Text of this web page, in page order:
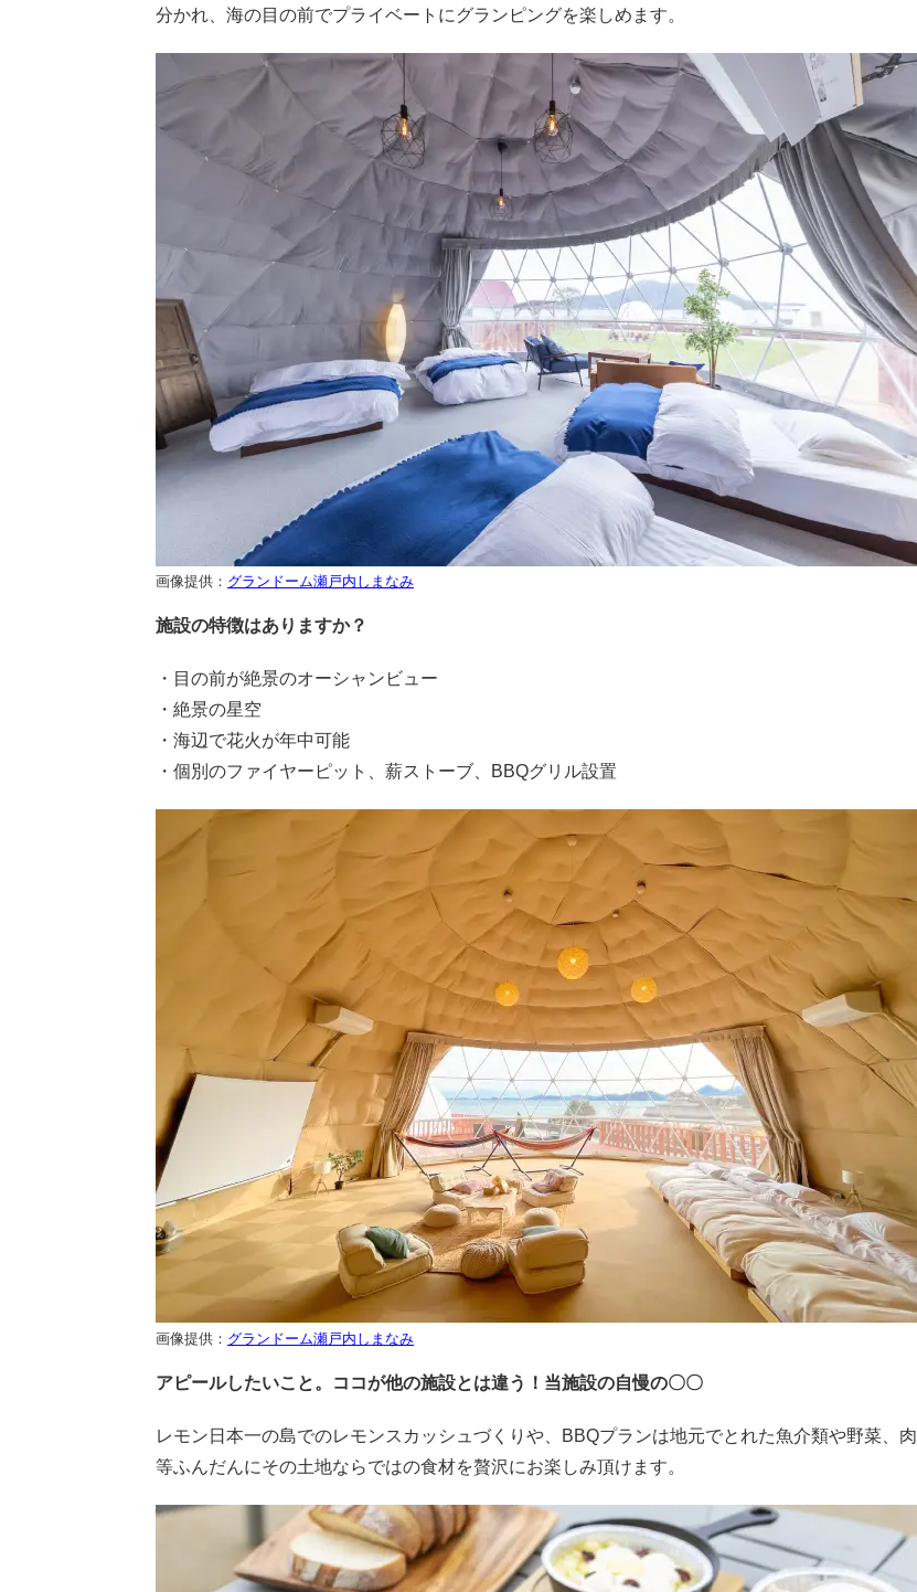
分かれ、海の目の前でプライベートにグランピングを楽しめます。
画像提供： グランドーム瀬戸内しまなみ
施設の特徴はありますか？
・目の前が絶景のオーシャンビュー
・絶景の星空
・海辺で花火が年中可能
・個別のファイヤーピット、薪ストーブ、BBQグリル設置
画像提供： グランドーム瀬戸内しまなみ
アピールしたいこと。ココが他の施設とは違う！当施設の自慢の〇〇
レモン日本一の島でのレモンスカッシュづくりや、BBQプランは地元でとれた魚介類や野菜、肉
等ふんだんにその土地ならではの食材を贅沢にお楽しみ頂けます。